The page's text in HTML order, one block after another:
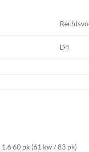
D4
1.6 60 pk (61 kw / 83 pk)